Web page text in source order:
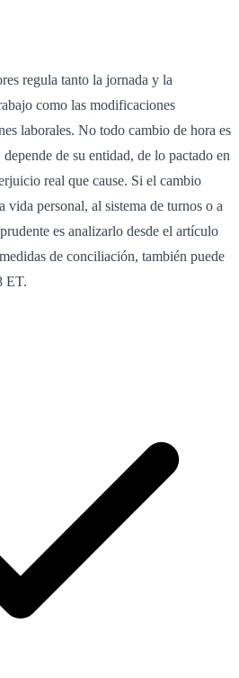
regula tanto la jornada y la
como las modificaciones
laborales. No todo cambio de hora es
de su entidad, de lo pactado en
real que cause. Si el cambio
vida personal, al sistema de turnos o a
es analizarlo desde el artículo
de conciliación, también puede
ET.